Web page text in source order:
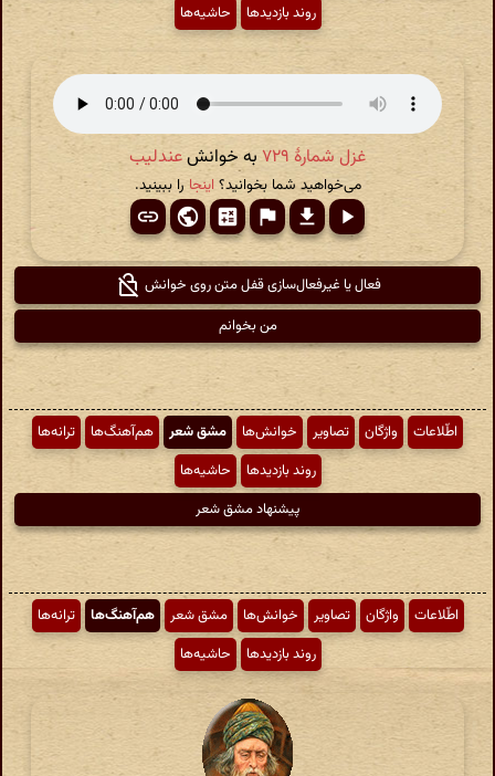
روند بازدیدها
حاشیه‌ها
غزل شمارهٔ ۷۲۹ به خوانشعندلیب
می‌خواهید شما بخوانید؟ اینجا را ببینید.
فعال یا غیرفعال‌سازی قفل متن روی خوانش
من بخوانم
اطّلاعات واژگان تصاویر خوانش‌ها مشق شعر هم‌آهنگ‌ها
ترانه‌ها
روند بازدیدها
حاشیه‌ها
پیشنهاد مشق شعر
اطّلاعات واژگان تصاویر خوانش‌ها مشق شعر هم‌آهنگ‌ها
ترانه‌ها
روند بازدیدها
حاشیه‌ها